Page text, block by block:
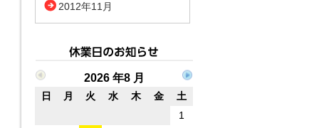
2012年11月
2026 年8 月
日 月 火 水 木 金
土
1